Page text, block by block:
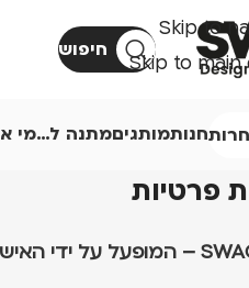
Skip to
Skip to
חיפוש
חנותמותגיםמתנה ל…מי
פרטיות